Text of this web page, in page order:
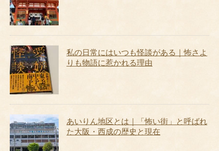
私の日常にはいつも怪談がある｜怖さよ
りも物語に惹かれる理由
あいりん地区とは｜「怖い街」と呼ばれ
た大阪・西成の歴史と現在